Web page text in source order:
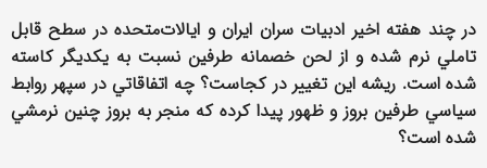
در چند هفته اخير ادبيات سران ایران و ايالات‌متحده در سطح قابل
تاملي نرم شده و از لحن خصمانه طرفين نسبت به يكديگر كاسته
شده است. ريشه اين تغيير در كجاست؟ چه اتفاقاتي در سپهر روابط
سياسي طرفين بروز و ظهور پيدا كرده كه منجر به بروز چنين نرمشي
شده است؟